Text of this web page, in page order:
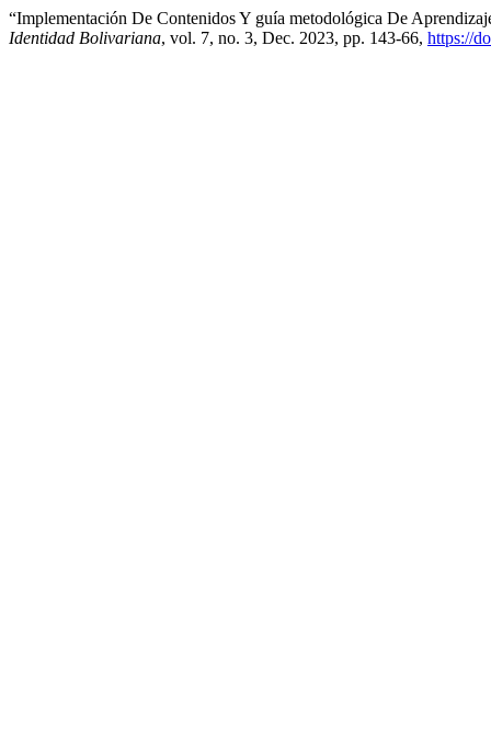
“Implementación De Contenidos Y guía metodológica De
Identidad Bolivariana, vol. 7, no. 3, Dec. 2023, pp. 143-66, https://